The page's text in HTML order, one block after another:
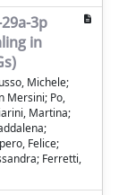
3p
in
Michele;
Mersini; Po,
Martina;
Felice;
Ferretti,